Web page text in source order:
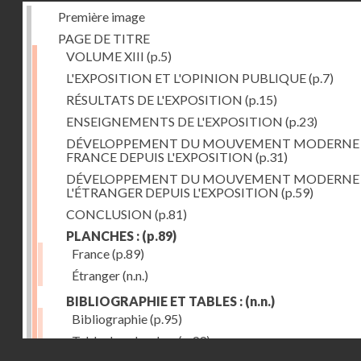
Première image
PAGE DE TITRE
VOLUME XIII (p.5)
L'EXPOSITION ET L'OPINION PUBLIQUE(p.7)
RÉSULTATS DE L'EXPOSITION (p.15)
ENSEIGNEMENTS DE L'EXPOSITION (p.23)
DÉVELOPPEMENT DU MOUVEMENT
FRANCE DEPUIS L'EXPOSITION (p.31)
DÉVELOPPEMENT DU MOUVEMENT
L'ÉTRANGER DEPUIS L'EXPOSITION (p.59)
CONCLUSION (p.81)
PLANCHES : (p.89)
France(p.89)
Étranger(n.n.)
BIBLIOGRAPHIE ET TABLES : (n.n.)
Bibliographie(p.95)
Table des planches(p.99)